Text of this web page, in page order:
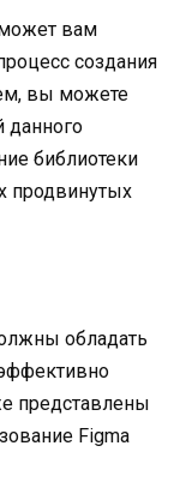
вам
создания
вы можете
данного
библиотеки
продвинутых
обладать
представлены
Figma